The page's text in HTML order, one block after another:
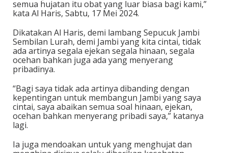
semua hujatan itu obat yang luar biasa bagi kami,”
kata Al Haris, Sabtu, 17 Mei 2024.
Dikatakan Al Haris, demi lambang Sepucuk Jambi
Sembilan Lurah, demi Jambi yang kita cintai, tidak
ada artinya segala ejekan segala hinaan, segala
ocehan bahkan juga ada yang menyerang
pribadinya.
“Bagi saya tidak ada artinya dibanding dengan
kepentingan untuk membangun Jambi yang saya
cintai, saya abaikan semua soal hinaan, ejekan,
ocehan bahkan menyerang pribadi saya,” katanya
lagi.
Ia juga mendoakan untuk yang menghujat dan